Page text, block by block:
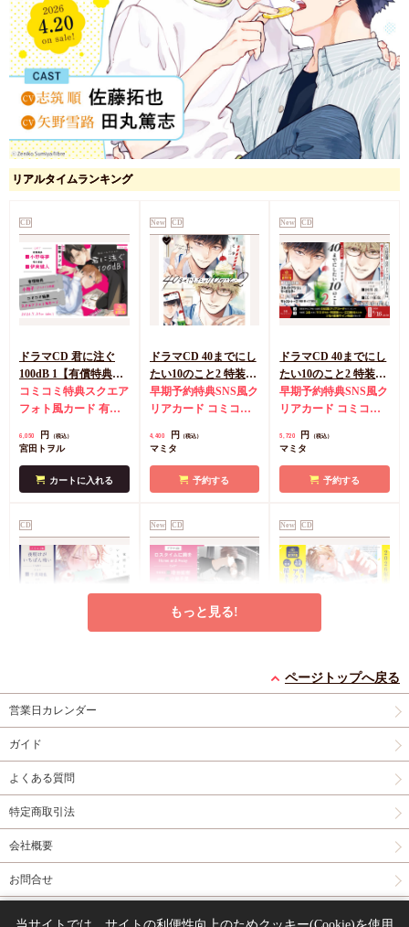
リアルタイムランキング
CD
ドラマCD 君に注ぐ
100dB 1【有償特典・
『ドラマCD 君に注ぐ
100dB 1』宮田トヲル
子】
コミコミ特典スクエア
フォト風カード 有償
に注ぐ100dB 1』宮田
小冊子
6,050 円 （税込）
宮田トヲル
カートに入れる
New CD
ドラマCD 40までにし
たい10のこと2 特装盤
【マンガ小冊子セッ
ト】（単品）【2026年
約キャンペーン実施】
早期予約特典SNS風ク
リアカード コミコミ
源CD
4,400 円 （税込）
マミタ
予約する
New CD
ドラマCD 40までにし
たい10のこと2 特装盤
【マンガ小冊子セッ
ト】【有償特典・スラ
ダー】【2026年8月16
ンペーン実施】
早期予約特典SNS風ク
リアカード コミコミ
源CD 有償特典・スラ
5,720 円 （税込）
マミタ
予約する
CD
メーカー初回特典プチ
コミックス スクエア
フォト風カード
3,520
山田ノノノ
カートに入れる
New CD
completeBOX【有償特
9月18日まで！早期予
早期予約特典フォトグ
償特典チェキ風ミニイ
典・小冊子
New CD
愛し愛され【有償特
典・百瀬あん先生描き
ド】
コミコミ特典百瀬あん
有償特典・百瀬あん先
スタンド
CD New CD CD
もっと見る!
ページトップへ戻る
営業日カレンダー
ガイド
よくある質問
特定商取引法
会社概要
お問合せ